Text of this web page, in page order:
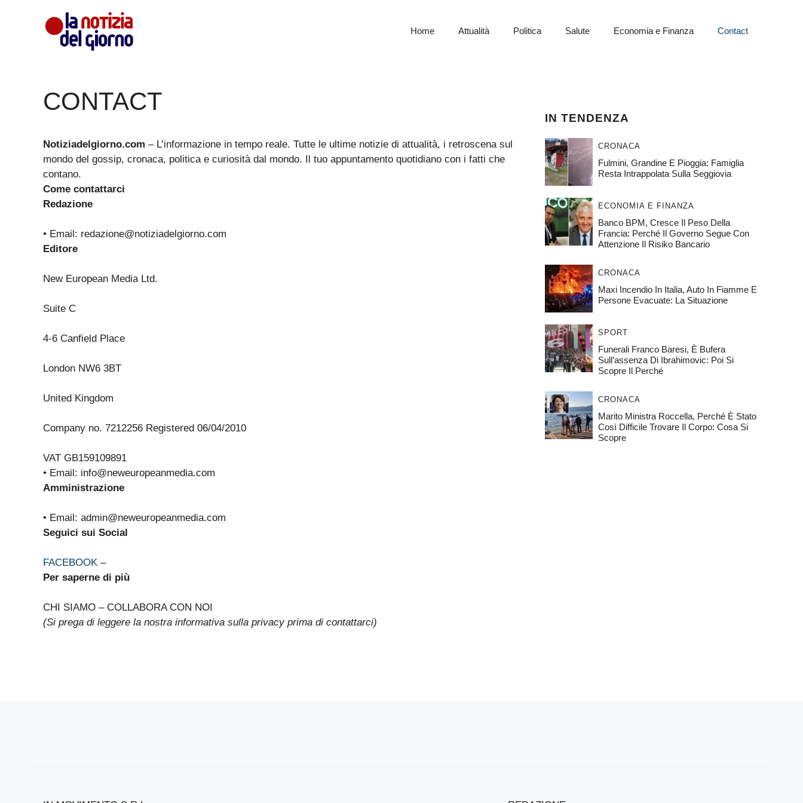
Home Attualità Politica Salute Economia e Finanza Contact
CONTACT
Notiziadelgiorno.com – L’informazione in tempo reale. Tutte le ultime notizie di attualità, i retroscena sul
mondo del gossip, cronaca, politica e curiosità dal mondo. Il tuo appuntamento quotidiano con i fatti che
contano.
Come contattarci
Redazione
• Email: redazione@notiziadelgiorno.com
Editore
New European Media Ltd.
Suite C
4-6 Canfield Place
London NW6 3BT
United Kingdom
Company no. 7212256 Registered 06/04/2010
VAT GB159109891
• Email: info@neweuropeanmedia.com
Amministrazione
• Email: admin@neweuropeanmedia.com
Seguici sui Social
FACEBOOK –
Per saperne di più
CHI SIAMO – COLLABORA CON NOI
(Si prega di leggere la nostra informativa sulla privacy prima di contattarci)
IN TENDENZA
CRONACA
Fulmini, Grandine E Pioggia: Famiglia
Resta Intrappolata Sulla Seggiovia
ECONOMIA E FINANZA
Banco BPM, Cresce Il Peso Della
Francia: Perché Il Governo Segue Con
Attenzione Il Risiko Bancario
CRONACA
Maxi Incendio In Italia, Auto In Fiamme E
Persone Evacuate: La Situazione
SPORT
Funerali Franco Baresi, È Bufera
Sull’assenza Di Ibrahimovic: Poi Si
Scopre Il Perché
CRONACA
Marito Ministra Roccella, Perché È Stato
Così Difficile Trovare Il Corpo: Cosa Si
Scopre